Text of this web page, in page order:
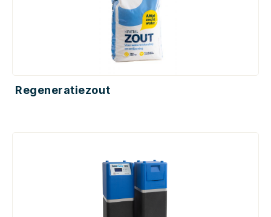
Regeneratiezout